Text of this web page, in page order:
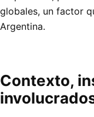
globales, un factor
Argentina.
Contexto,